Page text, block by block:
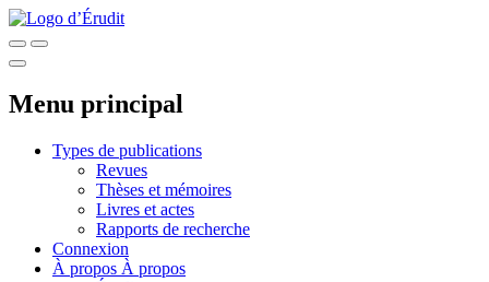
Menu principal
Types de publications
Revues
Thèses et mémoires
Livres et actes
Rapports de recherche
Connexion
À propos À propos